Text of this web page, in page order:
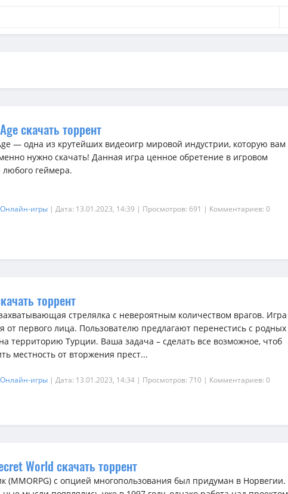
скачать торрент
— одна из крутейших видеоигр мировой индустрии, которую вам
нужно скачать! Данная игра ценное обретение в игровом
любого геймера.
игры | Дата: 13.01.2023, 14:39 | Просмотров: 691 | Комментариев: 0
торрент
стрелялка с невероятным количеством врагов. Игра
от первого лица. Пользователю предлагают перенестись с родных
территорию Турции. Ваша задача – сделать все возможное, чтоб
местность от вторжения прест...
игры | Дата: 13.01.2023, 14:34 | Просмотров: 710 | Комментариев: 0
World скачать торрент
(MMORPG) с опцией многопользования был придуман в Норвегии.